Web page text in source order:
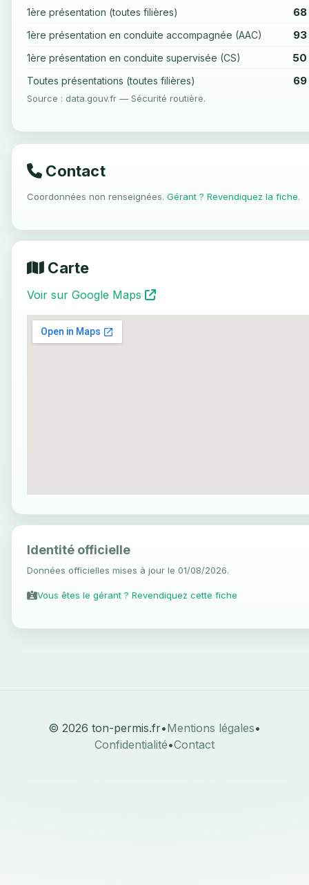
1ère présentation (toutes filières) 68
1ère présentation en conduite accompagnée (AAC) 93
1ère présentation en conduite supervisée (CS) 50
Toutes présentations (toutes filières) 69
Source : data.gouv.fr — Sécurité routière.
Contact
Coordonnées non renseignées. Gérant ? Revendiquez la fiche.
Carte
Voir sur Google Maps
Identité officielle
Données officielles mises à jour le 01/08/2026.
Vous êtes le gérant ? Revendiquez cette fiche
© 2026 ton-permis.fr•Mentions légales•
Confidentialité•Contact